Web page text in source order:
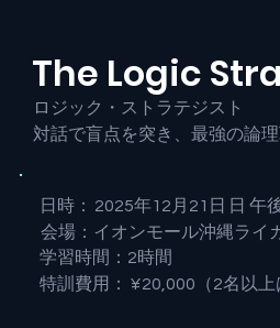
The Logic
ロジック・ストラテジスト
対話で盲点を突き、最強の論
日時： 2025年12月21日 日 午
会場：イオンモール沖縄ライ
​学習時間：2時間
​特訓費用：
¥20,000（2名以上